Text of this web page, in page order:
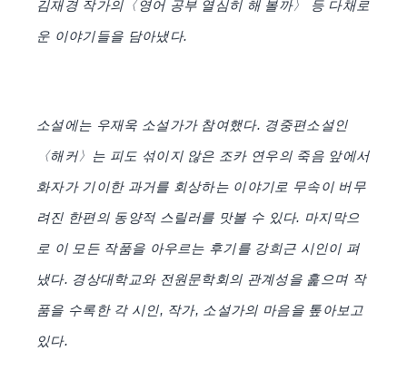
김재경 작가의〈영어 공부 열심히 해 볼까〉 등 다채로
운 이야기들을 담아냈다.
소설에는 우재욱 소설가가 참여했다. 경중편소설인
〈해커〉는 피도 섞이지 않은 조카 연우의 죽음 앞에서
화자가 기이한 과거를 회상하는 이야기로 무속이 버무
려진 한편의 동양적 스릴러를 맛볼 수 있다. 마지막으
로 이 모든 작품을 아우르는 후기를 강희근 시인이 펴
냈다. 경상대학교와 전원문학회의 관계성을 훑으며 작
품을 수록한 각 시인, 작가, 소설가의 마음을 톺아보고
있다.